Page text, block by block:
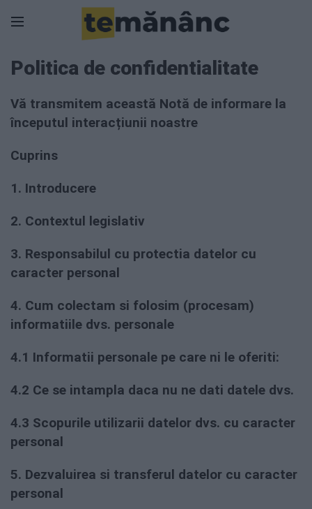
Politica de confidentialitate
Vă transmitem această Notă de informare la
începutul interacțiunii noastre
Cuprins
1. Introducere
2. Contextul legislativ
3. Responsabilul cu protectia datelor cu
caracter personal
4. Cum colectam si folosim (procesam)
informatiile dvs. personale
4.1 Informatii personale pe care ni le oferiti:
4.2 Ce se intampla daca nu ne dati datele dvs.
4.3 Scopurile utilizarii datelor dvs. cu caracter
personal
5. Dezvaluirea si transferul datelor cu caracter
personal